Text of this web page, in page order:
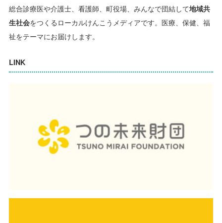
総合診療医や介護士、看護師、町役場、みんなで団結して地域共
生社会をつくるローカルけんこうメディアです。 医療、保健、福
祉をテーマにお届けします。
LINK